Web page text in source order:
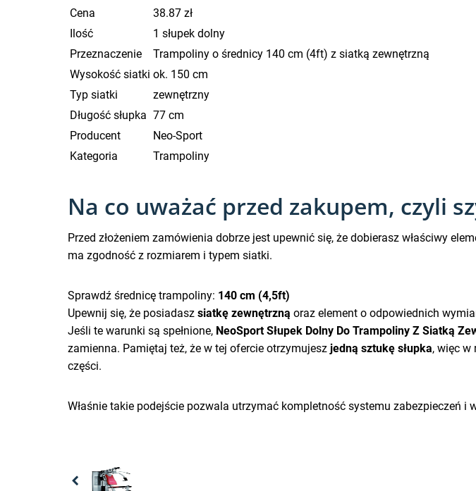
Cena
38.87 zł
Ilość
1 słupek dolny
Przeznaczenie
Trampoliny o średnicy 140 cm (4ft) z siatką zewnętrzną
Wysokość siatki ok. 150 cm
Typ siatki
zewnętrzny
Długość słupka 77 cm
Producent
Neo-Sport
Kategoria
Trampoliny
Na co uważać przed zakupem, czyli
Przed złożeniem zamówienia dobrze jest upewnić się, że dobierasz właściwy
ma zgodność z rozmiarem i typem siatki.
Sprawdź średnicę trampoliny: 140 cm (4,5ft)
Upewnij się, że posiadasz siatkę zewnętrzną oraz element o odpowiednich
Jeśli te warunki są spełnione, NeoSport Słupek Dolny Do Trampoliny Z Siatką
zamienna. Pamiętaj też, że w tej ofercie otrzymujesz jedną sztukę słupka, więc w
części.
Właśnie takie podejście pozwala utrzymać kompletność systemu zabezpieczeń